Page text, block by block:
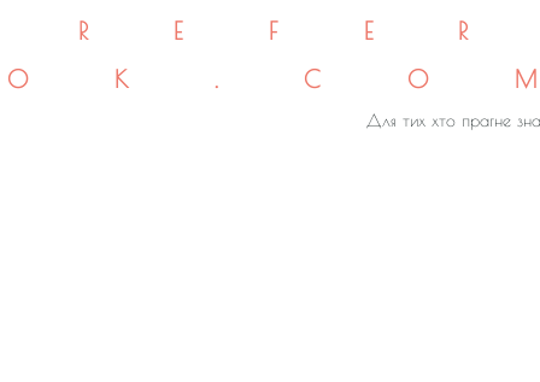
Для тих хто прагне